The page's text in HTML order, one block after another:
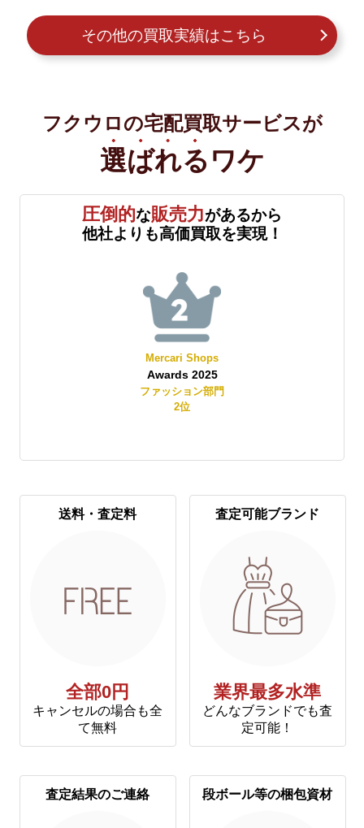
その他の買取実績はこちら
フクウロの宅配買取サービスが
選ばれる ワケ
圧倒的な販売力があるから
他社よりも高価買取を実現！
Mercari Shops
Awards 2025
ファッション部門
2位
送料・査定料
全部0円
キャンセルの場合も全
て無料
査定可能ブランド
業界最多水準
どんなブランドでも査
定可能！
査定結果のご連絡 段ボール等の梱包資材